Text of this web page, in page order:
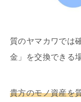
質のヤマカワでは
金」を交換できる
貴方のモノ資産を